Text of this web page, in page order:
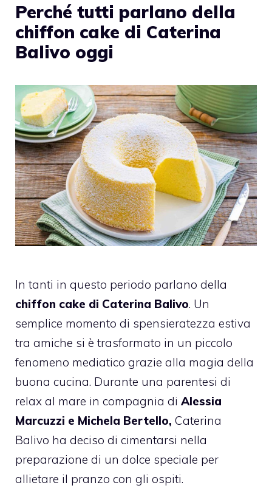
Perché tutti parlano della
chiffon cake di Caterina
Balivo oggi
In tanti in questo periodo parlano della
chiffon cake di Caterina Balivo. Un
semplice momento di spensieratezza estiva
tra amiche si è trasformato in un piccolo
fenomeno mediatico grazie alla magia della
buona cucina. Durante una parentesi di
relax al mare in compagnia di Alessia
Marcuzzi e Michela Bertello, Caterina
Balivo ha deciso di cimentarsi nella
preparazione di un dolce speciale per
allietare il pranzo con gli ospiti.